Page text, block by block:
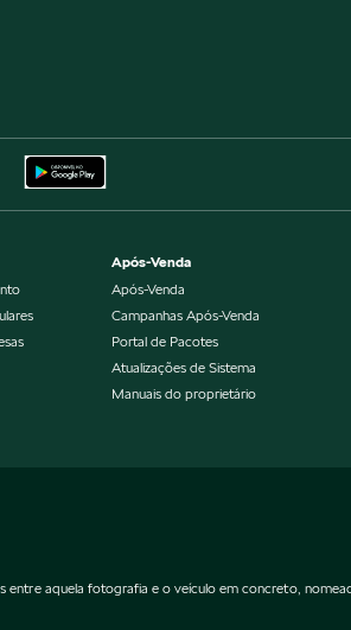
Após-Venda
Após-Venda
Campanhas Após-Venda
Portal de Pacotes
Atualizações de Sistema
Manuais do proprietário
aquela fotografia e o veículo em concreto,